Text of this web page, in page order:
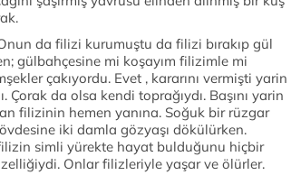
da filizi kurumuştu da filizi bırakıp gül
gülbahçesine mi koşayım filizimle mi
çakıyordu. Evet , kararını vermişti yarin
da olsa kendi toprağıydı. Başını yarin
filizinin hemen yanına. Soğuk bir rüzgar
iki damla gözyaşı dökülürken.
simli yürekte hayat bulduğunu hiçbir
Onlar filizleriyle yaşar ve ölürler.